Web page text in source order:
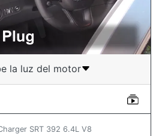
la luz del motor
SRT 392 6.4L V8